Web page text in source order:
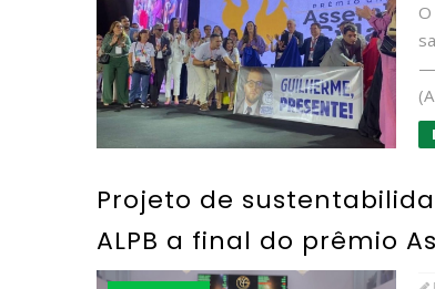
—
Projeto de
ALPB a final do prêmio